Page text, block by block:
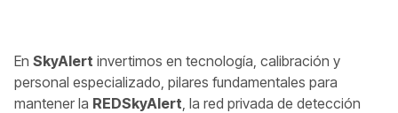
En SkyAlert invertimos en tecnología, calibración y
personal especializado, pilares fundamentales para
mantener la REDSkyAlert , la red privada de detección